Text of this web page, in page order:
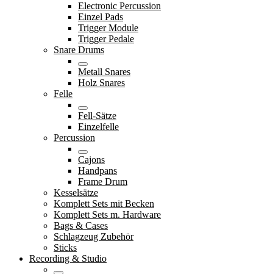
Electronic Percussion
Einzel Pads
Trigger Module
Trigger Pedale
Snare Drums
Metall Snares
Holz Snares
Felle
Fell-Sätze
Einzelfelle
Percussion
Cajons
Handpans
Frame Drum
Kesselsätze
Komplett Sets mit Becken
Komplett Sets m. Hardware
Bags & Cases
Schlagzeug Zubehör
Sticks
Recording & Studio